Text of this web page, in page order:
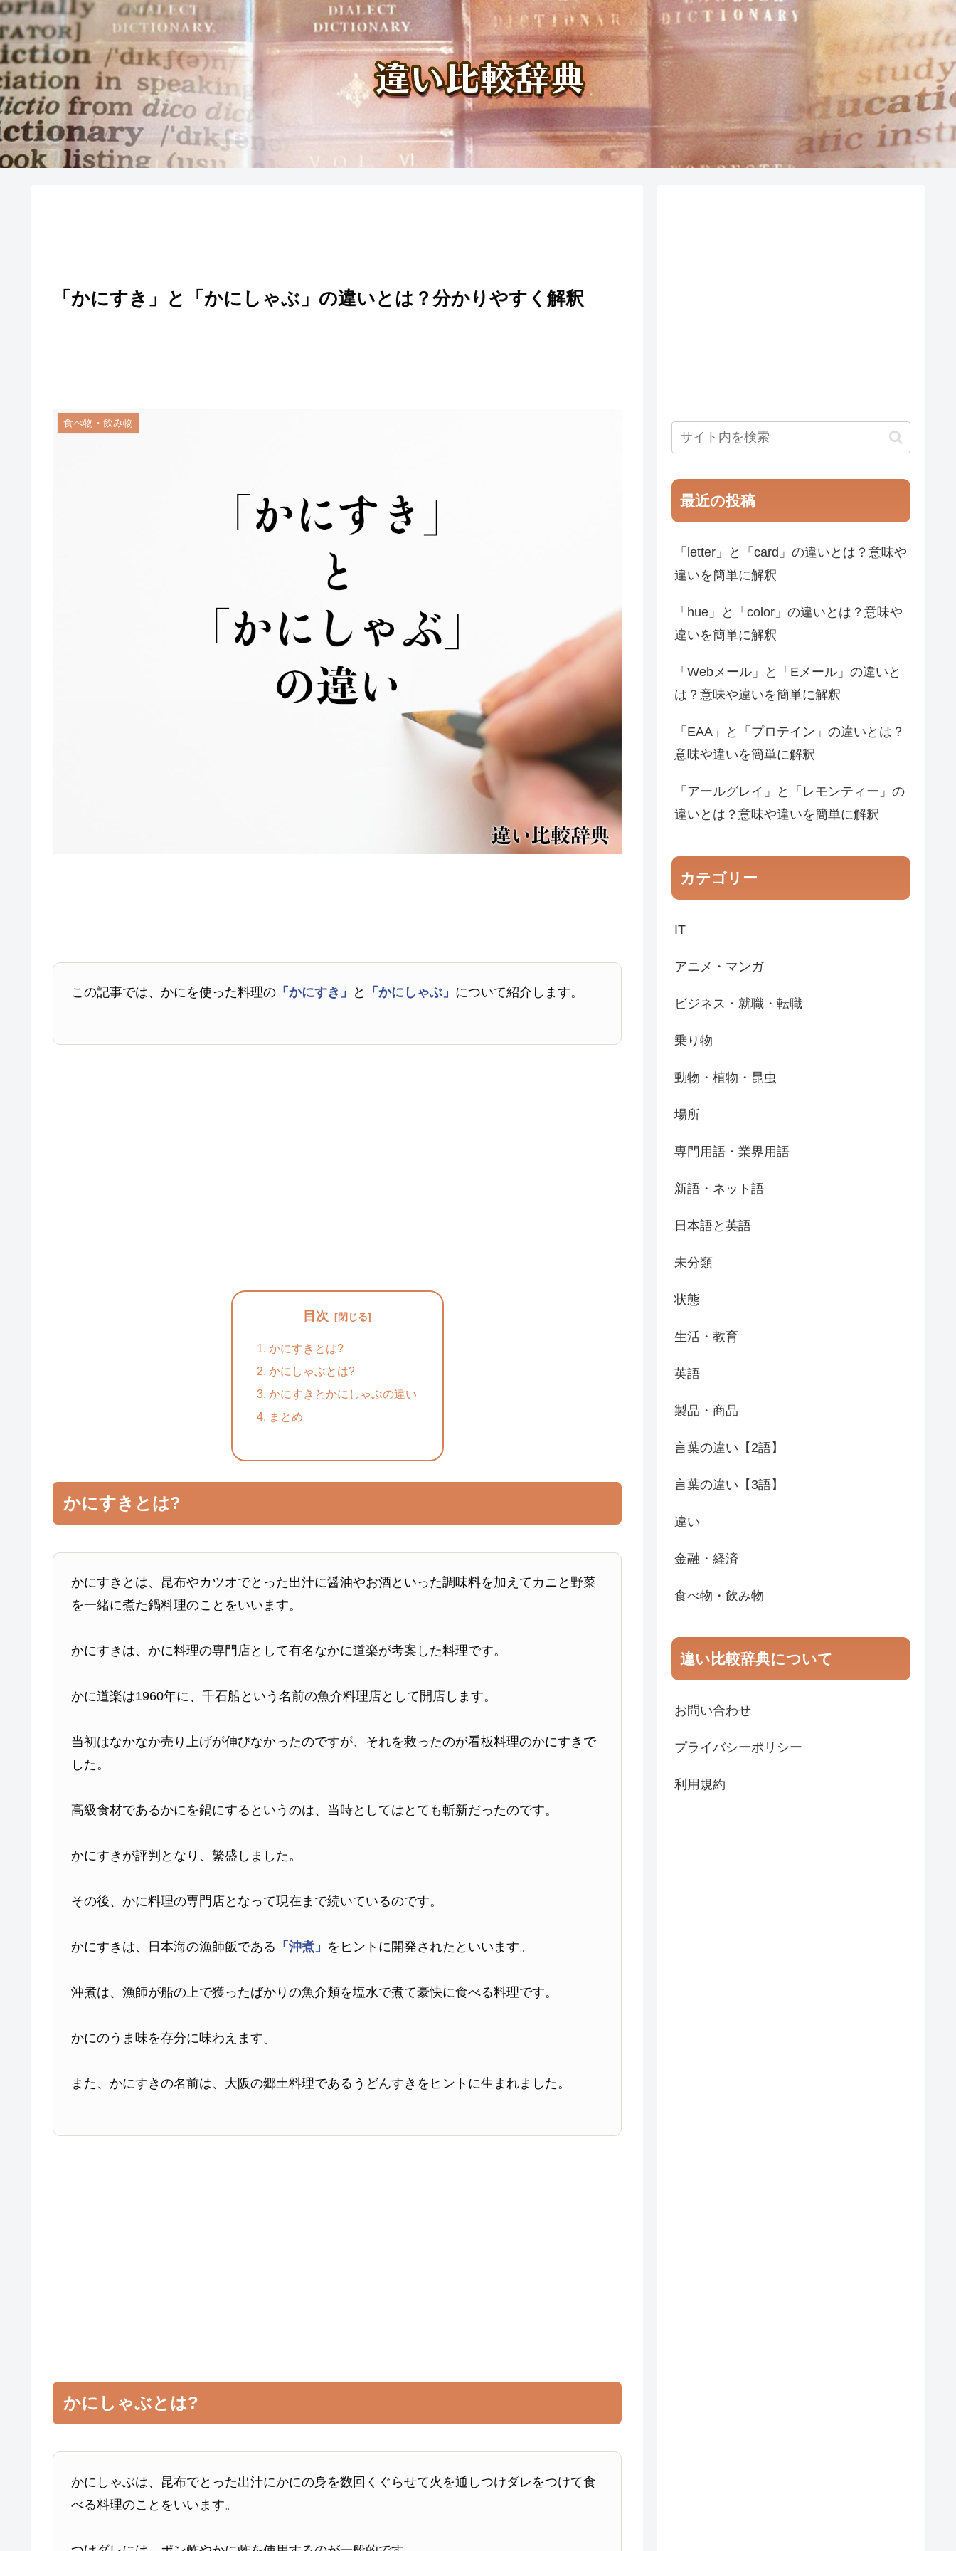
「かにすき」と「かにしゃぶ」の違いとは？分かりやすく解釈
食べ物・飲み物
この記事では、かにを使った料理の 「かにすき」 と 「かにしゃぶ」 について紹介します。
目次
かにすきとは?
かにしゃぶとは?
かにすきとかにしゃぶの違い
まとめ
かにすきとは?
かにすきとは、昆布やカツオでとった出汁に醤油やお酒といった調味料を加えてカニと野菜
を一緒に煮た鍋料理のことをいいます。
かにすきは、かに料理の専門店として有名なかに道楽が考案した料理です。
かに道楽は1960年に、千石船という名前の魚介料理店として開店します。
当初はなかなか売り上げが伸びなかったのですが、それを救ったのが看板料理のかにすきで
した。
高級食材であるかにを鍋にするというのは、当時としてはとても斬新だったのです。
かにすきが評判となり、繁盛しました。
その後、かに料理の専門店となって現在まで続いているのです。
かにすきは、日本海の漁師飯である 「沖煮」 をヒントに開発されたといいます。
沖煮は、漁師が船の上で獲ったばかりの魚介類を塩水で煮て豪快に食べる料理です。
かにのうま味を存分に味わえます。
また、かにすきの名前は、大阪の郷土料理であるうどんすきをヒントに生まれました。
かにしゃぶとは?
かにしゃぶは、昆布でとった出汁にかにの身を数回くぐらせて火を通しつけダレをつけて食
べる料理のことをいいます。
最近の投稿
「letter」と「card」の違いとは？意味や
違いを簡単に解釈
「hue」と「color」の違いとは？意味や
違いを簡単に解釈
「Webメール」と「Eメール」の違いと
は？意味や違いを簡単に解釈
「EAA」と「プロテイン」の違いとは？
意味や違いを簡単に解釈
「アールグレイ」と「レモンティー」の
違いとは？意味や違いを簡単に解釈
カテゴリー
IT
アニメ・マンガ
ビジネス・就職・転職
乗り物
動物・植物・昆虫
場所
専門用語・業界用語
新語・ネット語
日本語と英語
未分類
状態
生活・教育
英語
製品・商品
言葉の違い【2語】
言葉の違い【3語】
違い
金融・経済
食べ物・飲み物
違い比較辞典について
お問い合わせ
プライバシーポリシー
利用規約